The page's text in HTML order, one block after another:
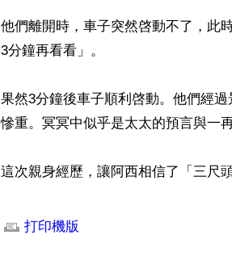
他們離開時，車子突然啓動不了，此
3分鐘再看看」。
果然3分鐘後車子順利啓動。他們經
慘重。冥冥中似乎是太太的預言與一
這次親身經歷，讓阿西相信了「三尺
打印機版